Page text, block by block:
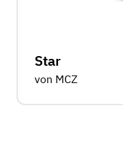
Star
von MCZ